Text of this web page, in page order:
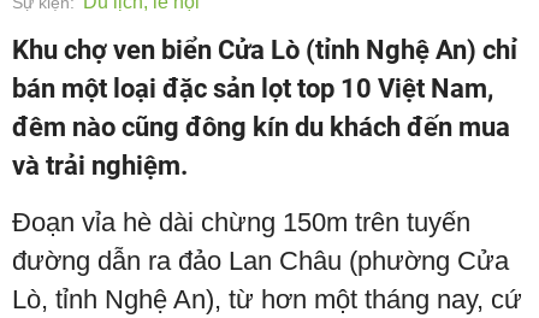
Khu chợ ven biển Cửa Lò (tỉnh Nghệ An) chỉ
bán một loại đặc sản lọt top 10 Việt Nam,
đêm nào cũng đông kín du khách đến mua
và trải nghiệm.
Đoạn vỉa hè dài chừng 150m trên tuyến
đường dẫn ra đảo Lan Châu (phường Cửa
Lò, tỉnh Nghệ An), từ hơn một tháng nay, cứ